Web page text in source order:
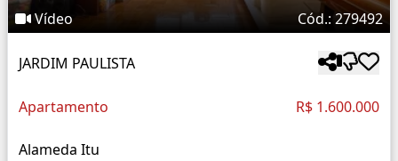
Vídeo Cód.: 279492
JARDIM PAULISTA
Apartamento R$ 1.600.000
Alameda Itu